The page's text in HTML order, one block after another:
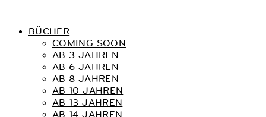
BÜCHER
COMING SOON
AB 3 JAHREN
AB 6 JAHREN
AB 8 JAHREN
AB 10 JAHREN
AB 13 JAHREN
AB 14 JAHREN